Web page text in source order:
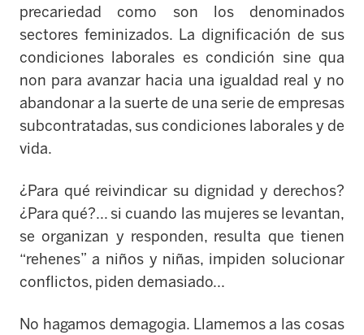
precariedad como son los denominados
sectores feminizados. La dignificación de sus
condiciones laborales es condición sine qua
non para avanzar hacia una igualdad real y no
abandonar a la suerte de una serie de empresas
subcontratadas, sus condiciones laborales y de
vida.
¿Para qué reivindicar su dignidad y derechos?
¿Para qué?... si cuando las mujeres se levantan,
se organizan y responden, resulta que tienen
“rehenes” a niños y niñas, impiden solucionar
conflictos, piden demasiado...
No hagamos demagogia. Llamemos a las cosas